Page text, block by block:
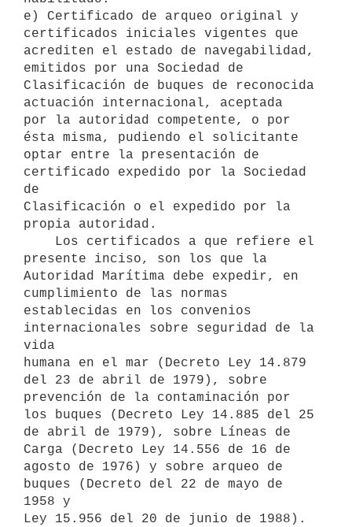
e) Certificado de arqueo original y
certificados iniciales vigentes que
acrediten el estado de navegabilidad,
emitidos por una Sociedad de
Clasificación de buques de reconocida
actuación internacional, aceptada
por la autoridad competente, o por
ésta misma, pudiendo el solicitante
optar entre la presentación de
certificado expedido por la Sociedad
de
Clasificación o el expedido por la
propia autoridad.
presente inciso, son los que la
Autoridad Marítima debe expedir, en
cumplimiento de las normas
establecidas en los convenios
internacionales sobre seguridad de la
vida
humana en el mar (Decreto Ley 14.879
del 23 de abril de 1979), sobre
prevención de la contaminación por
los buques (Decreto Ley 14.885 del 25
de abril de 1979), sobre Líneas de
Carga (Decreto Ley 14.556 de 16 de
agosto de 1976) y sobre arqueo de
buques (Decreto del 22 de mayo de
1958 y
Ley 15.956 del 20 de junio de 1988).